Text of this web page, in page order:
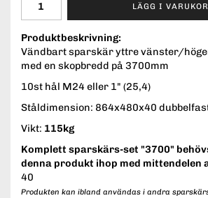
LÄGG I
Produktbeskrivning:
Vändbart sparskär yttre vänster/höger
med en skopbredd på 3700mm
10st hål M24 eller 1" (25,4)
Ståldimension: 864x480x40
Vikt: 115kg
Komplett sparskärs-set "3700"
denna produkt ihop med mittendelen
40
Produkten kan ibland användas i andra